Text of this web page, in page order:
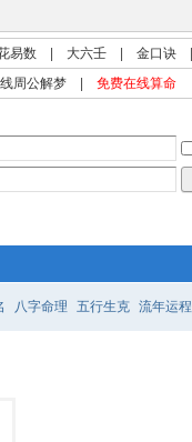
易数 大六壬 金口诀
周公解梦 免费在线算命
八字命理 五行生克 流年运程